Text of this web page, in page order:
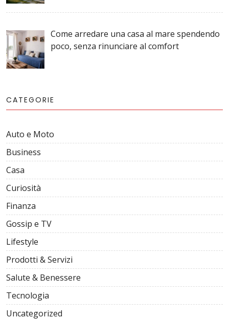
Come arredare una casa al mare spendendo
poco, senza rinunciare al comfort
CATEGORIE
Auto e Moto
Business
Casa
Curiosità
Finanza
Gossip e TV
Lifestyle
Prodotti & Servizi
Salute & Benessere
Tecnologia
Uncategorized